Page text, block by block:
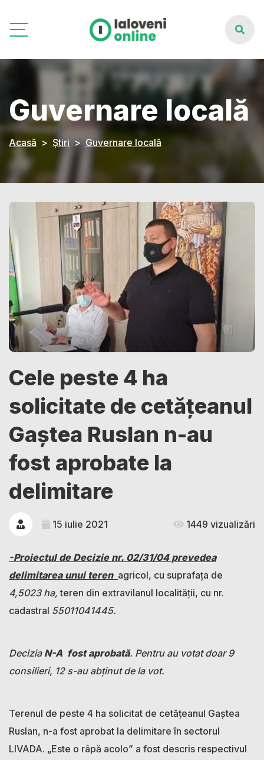
Guvernare locală
Acasă Știri Guvernare locală
Cele peste 4 ha
solicitate de cetățeanul
Gaștea Ruslan n-au
fost aprobate la
delimitare
15 iulie 2021 1449 vizualizări
-Proiectul de Decizie nr. 02/31/04 prevedea
delimitarea unui teren agricol, cu suprafața de
4,5023 ha,teren din extravilanul localității, cu nr.
cadastral 55011041445.
Decizia N-A fost aprobată. Pentru au votat doar 9
consilieri, 12 s-au abținut de la vot.
Terenul de peste 4 ha solicitat de cetățeanul Gaștea
Ruslan, n-a fost aprobat la delimitare în sectorul
LIVADA. „Este o râpă acolo” a fost descris respectivul